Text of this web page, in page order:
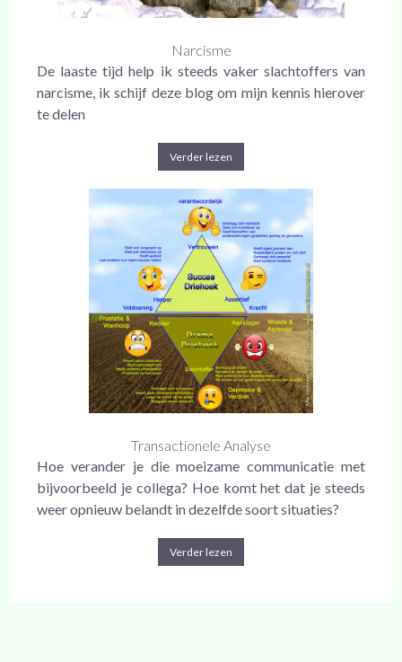
Narcisme
De laaste tijd help ik steeds vaker slachtoffers van
narcisme, ik schijf deze blog om mijn kennis hierover
te delen
Verder lezen
Transactionele Analyse
Hoe verander je die moeizame communicatie met
bijvoorbeeld je collega? Hoe komt het dat je steeds
weer opnieuw belandt in dezelfde soort situaties?
Verder lezen